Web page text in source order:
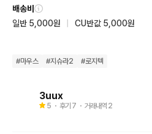
배송비
일반 5,000원
CU반값 5,000원
#마우스 #지슈라2 #로지텍
3uux
5 ・ 후기 7 ・ 거래내역 2